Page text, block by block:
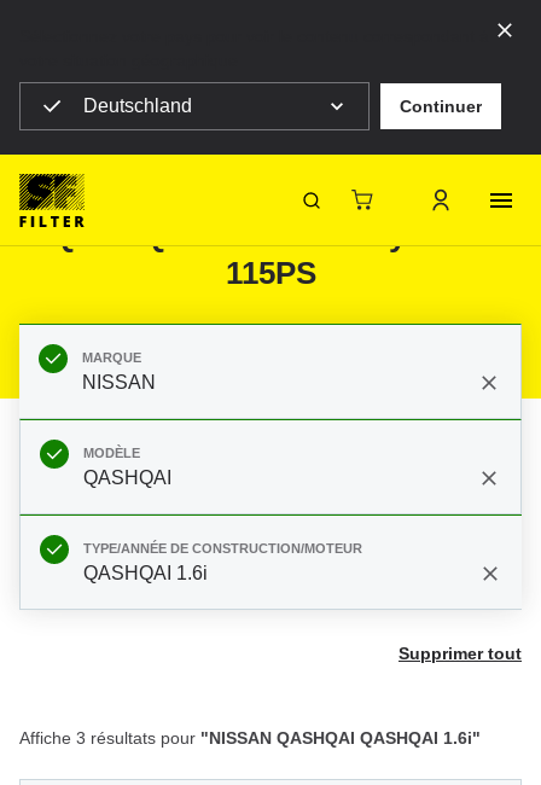
Deutschland Continuer
SF-Filter
SF Filter Homepage Automobiles
Filtres pour NISSAN QASHQAI
QASHQAI 1.6i 2.07- 4 Zyl 1598
115PS
MARQUE
NISSAN
MODÈLE
QASHQAI
TYPE/ANNÉE DE CONSTRUCTION/MOTEUR
QASHQAI 1.6i
Supprimer tout
Affiche 3 résultats pour "NISSAN QASHQAI QASHQAI 1.6i"